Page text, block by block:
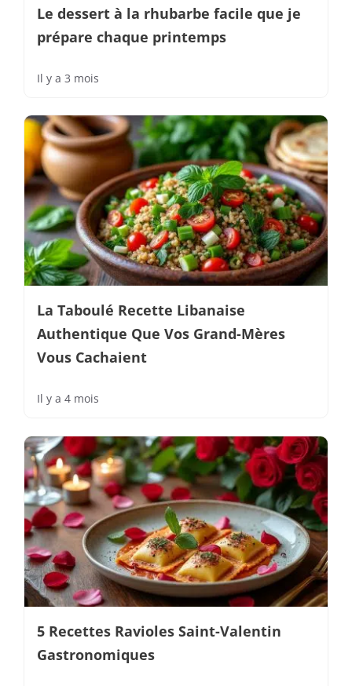
Le dessert à la rhubarbe facile que je
prépare chaque printemps
Il y a 3 mois
La Taboulé Recette Libanaise
Authentique Que Vos Grand-Mères
Vous Cachaient
Il y a 4 mois
5 Recettes Ravioles Saint-Valentin
Gastronomiques